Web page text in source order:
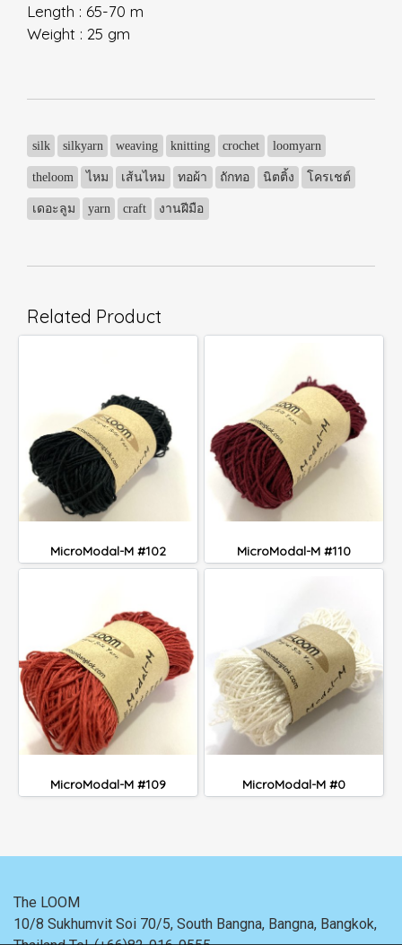
Length : 65-70 m
Weight : 25 gm
silk silkyarn weaving knitting crochet loomyarn
theloom ไหม เส้นไหม ทอผ้า ถักทอ นิตติ้ง โครเชต์
เดอะลูม yarn craft งานฝีมือ
Related Product
MicroModal-M #102 MicroModal-M #110
MicroModal-M #109 MicroModal-M #0
The LOOM
10/8 Sukhumvit Soi 70/5, South Bangna, Bangna, Bangkok,